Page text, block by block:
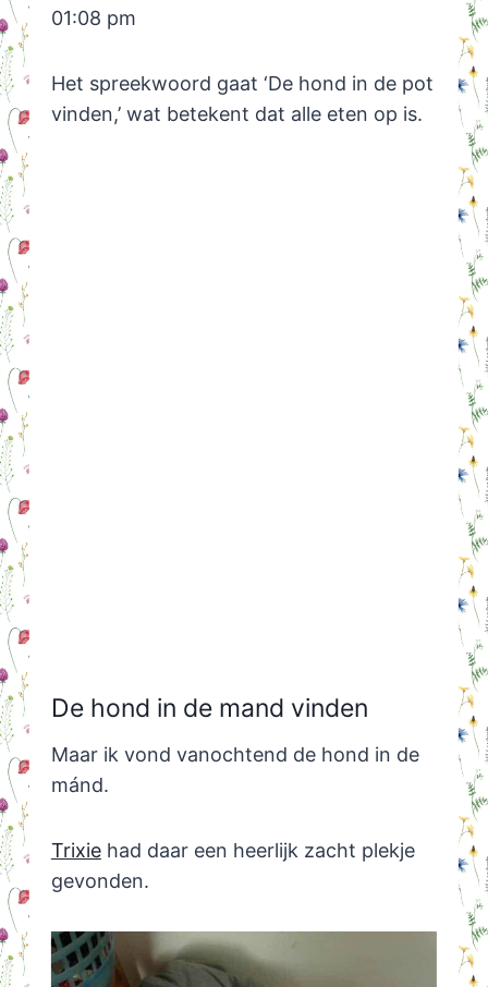
01:08 pm
Het spreekwoord gaat ‘De hond in de pot
vinden,’ wat betekent dat alle eten op is.
De hond in de mand vinden
Maar ik vond vanochtend de hond in de
mánd.
Trixiehad daar een heerlijk zacht plekje
gevonden.